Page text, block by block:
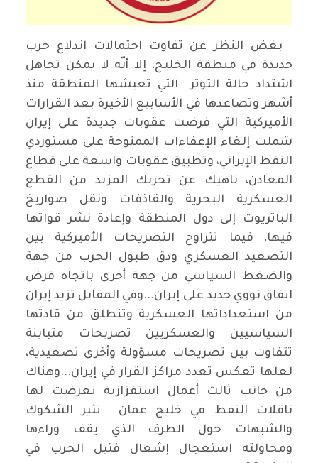
بغض النظر عن تفاوت احتمالات اندلاع حرب
جديدة في منطقة الخليج، إلا أنّه لا يمكن تجاهل
اشتداد حالة التوتر التي تعيشها المنطقة منذ
أشهر وتصاعدها في الأسابيع الأخيرة بعد القرارات
الأميركية التي فرضت عقوبات جديدة على إيران
شملت إلغاء الإعفاءات الممنوحة على مستوردي
النفط الإيراني، وتطبيق عقوبات واسعة على قطاع
المعادن، ناهيك عن تحريك المزيد من القطع
العسكرية البحرية والقاذفات ونقل صواريخ
الباتريوت إلى دول المنطقة وإعادة نشر قواتها
فيها، فيما تتراوح التصريحات الأميركية بين
التصعيد العسكري ودق طبول الحرب من جهة
والضغط السياسي من جهة أخرى باتجاه فرض
اتفاق نووي جديد على إيران...وفي المقابل تزيد إيران
من استعداداتها العسكرية وتنطلق من قادتها
السياسيين والعسكريين تصريحات متباينة
تتفاوت بين تصريحات مسؤولة وأخرى تصعيدية،
لعلها تعكس تعدد مراكز القرار في إيران...وهناك
من جانب ثالث أعمال استفزازية تعرضت لها
ناقلات النفط في خليج عمان تثير الشكوك
والشبهات حول الطرف الذي يقف وراءها
ومحاولته استعجال إشعال فتيل الحرب في